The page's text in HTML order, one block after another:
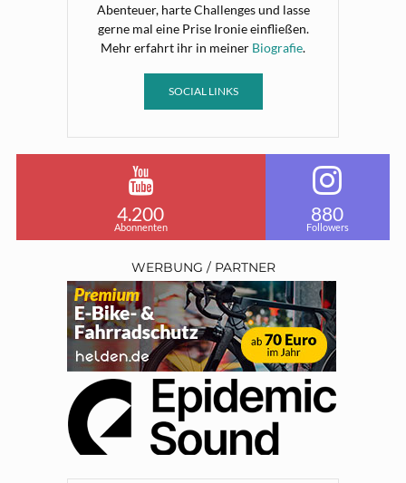
Abenteuer, harte Challenges und lasse
gerne mal eine Prise Ironie einfließen.
Mehr erfahrt ihr in meiner Biografie.
SOCIAL LINKS
4.200
Abonnenten
880
Followers
WERBUNG / PARTNER